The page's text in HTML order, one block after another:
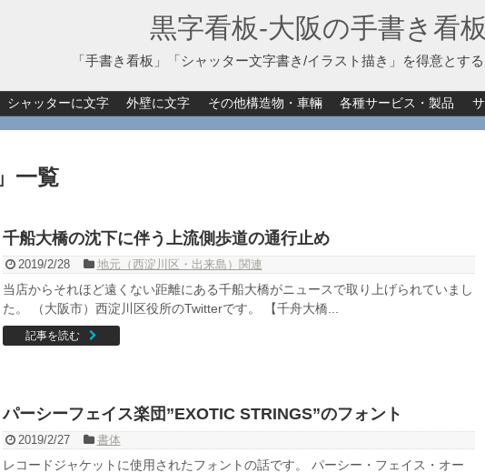
黒字看板‐大阪の手書き看
「手書き看板」「シャッター文字書き/イラスト描き」を得意とす
シャッターに文字 外壁に文字 その他構造物・車輛 各種サービス・製品
」 一覧
千船大橋の沈下に伴う上流側歩道の通行止め
2019/2/28 地元（西淀川区・出来島）関連
当店からそれほど遠くない距離にある千船大橋がニュースで取り上げられていまし
た。 （大阪市）西淀川区役所のTwitterです。 【千舟大橋...
記事を読む
パーシーフェイス楽団”EXOTIC STRINGS”のフォント
2019/2/27 書体
レコードジャケットに使用されたフォントの話です。 パーシー・フェイス・オー